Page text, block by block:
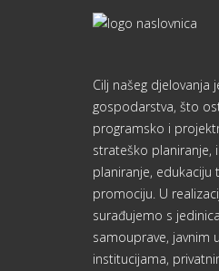
Cilj našeg djelovanja
gospodarstva, što
programsko i
strateško planiranje,
planiranje, edukaciju
promociju. U
surađujemo s
samouprave, javnim
institucijama,